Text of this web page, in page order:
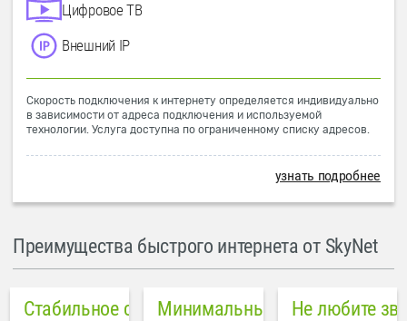
Цифровое ТВ
Внешний IP
Скорость подключения к интернету определяется индивидуально
в зависимости от адреса подключения и используемой
технологии. Услуга доступна по ограниченному списку адресов.
узнать подробнее
Преимущества быстрого интернета от SkyNet
Стабильное соединениеМинимальный пинг в городе
Не любите